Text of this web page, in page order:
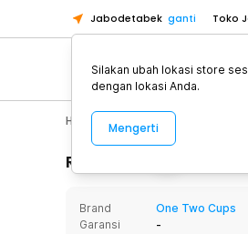
Jabodetabek ganti Toko
Toko
Toko
Pick
Pick
Toko
Home Appliance
Rincian Produk
Brand
One Two Cups
Garansi
-
Silakan ubah lokasi store
dengan lokasi Anda.
Mengerti